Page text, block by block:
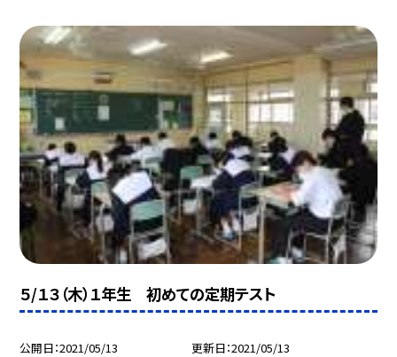
５/１３（木）１年生 初めての定期テスト
公開日 2021/05/13 更新日 2021/05/13